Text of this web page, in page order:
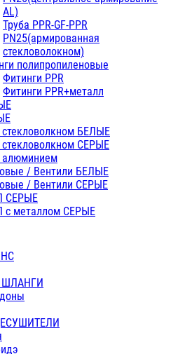
AL)
Труба PPR-GF-PPR
PN25(армированная
стекловолокном)
полипропиленовые
Фитинги PPR
Фитинги PPR+металл
БЕЛЫЕ
СЕРЫЕ
алюминием
/ Вентили БЕЛЫЕ
/ Вентили СЕРЫЕ
СЕРЫЕ
с металлом СЕРЫЕ